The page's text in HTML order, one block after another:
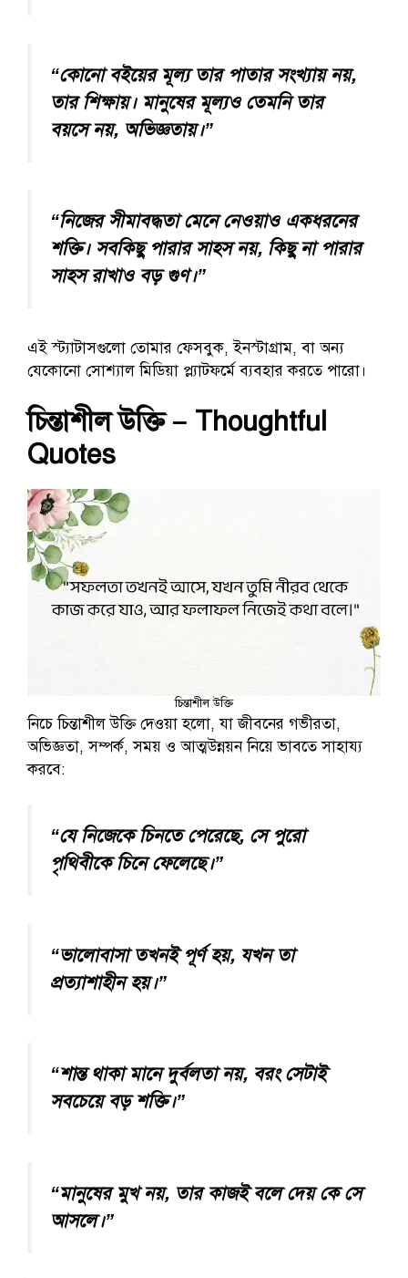
“কোনো বইয়ের মূল্য তার পাতার সংখ্যায় নয়,
তার শিক্ষায়। মানুষের মূল্যও তেমনি তার
বয়সে নয়, অভিজ্ঞতায়।”
“নিজের সীমাবদ্ধতা মেনে নেওয়াও একধরনের
শক্তি। সবকিছু পারার সাহস নয়, কিছু না পারার
সাহস রাখাও বড় গুণ।”
এই স্ট্যাটাসগুলো তোমার ফেসবুক, ইনস্টাগ্রাম, বা অন্য
যেকোনো সোশ্যাল মিডিয়া প্ল্যাটফর্মে ব্যবহার করতে পারো।
চিন্তাশীল উক্তি– Thoughtful
Quotes
চিন্তাশীল উক্তি
নিচে চিন্তাশীল উক্তি দেওয়া হলো, যা জীবনের গভীরতা,
অভিজ্ঞতা, সম্পর্ক, সময় ও আত্মউন্নয়ন নিয়ে ভাবতে সাহায্য
করবে:
“যে নিজেকে চিনতে পেরেছে, সে পুরো
পৃথিবীকে চিনে ফেলেছে।”
“ভালোবাসা তখনই পূর্ণ হয়, যখন তা
প্রত্যাশাহীন হয়।”
“শান্ত থাকা মানে দুর্বলতা নয়, বরং সেটাই
সবচেয়ে বড় শক্তি।”
“মানুষের মুখ নয়, তার কাজই বলে দেয় কে সে
আসলে।”